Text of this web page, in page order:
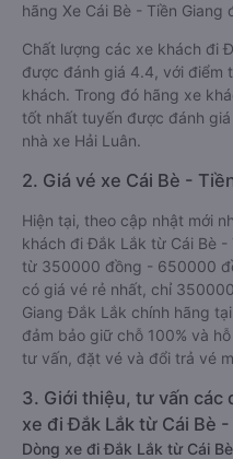
hãng Xe Cái Bè - Tiền Giang
Chất lượng các xe khách đi
được đánh giá 4.4, với điểm
khách. Trong đó hãng xe
tốt nhất tuyến được đánh
nhà xe Hải Luân.
2. Giá vé xe Cái Bè -
Hiện tại, theo cập nhật mới
khách đi Đắk Lắk từ Cái Bè
từ 350000 đồng - 650000
có giá vé rẻ nhất, chỉ
Giang Đắk Lắk chính hãng tại
đảm bảo giữ chỗ 100% và
tư vấn, đặt vé và đổi trả vé
3. Giới thiệu, tư vấn các
xe đi Đắk Lắk từ Cái Bè
Dòng xe đi Đắk Lắk từ Cái